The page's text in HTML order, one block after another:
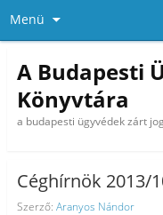
Menü
A Budapesti
Könyvtára
a budapesti ügyvédek zárt
Céghírnök 2013/
Szerző: Aranyos Nándor